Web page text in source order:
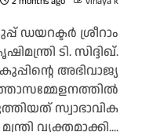
ശ്രീറാം
ടി. സിദ്ദിഖ്.
അഭിവാജ്യ
സ്വാഭാവിക
വ്യക്തമാക്കി....